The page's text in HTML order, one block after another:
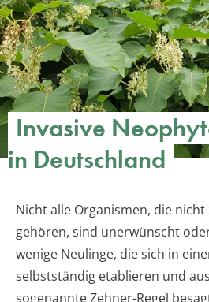
Invasive
in Deutschland
Nicht alle Organismen, die
gehören, sind unerwünscht
wenige Neulinge, die sich in
selbstständig etablieren und
sogenannte Zehner-Regel